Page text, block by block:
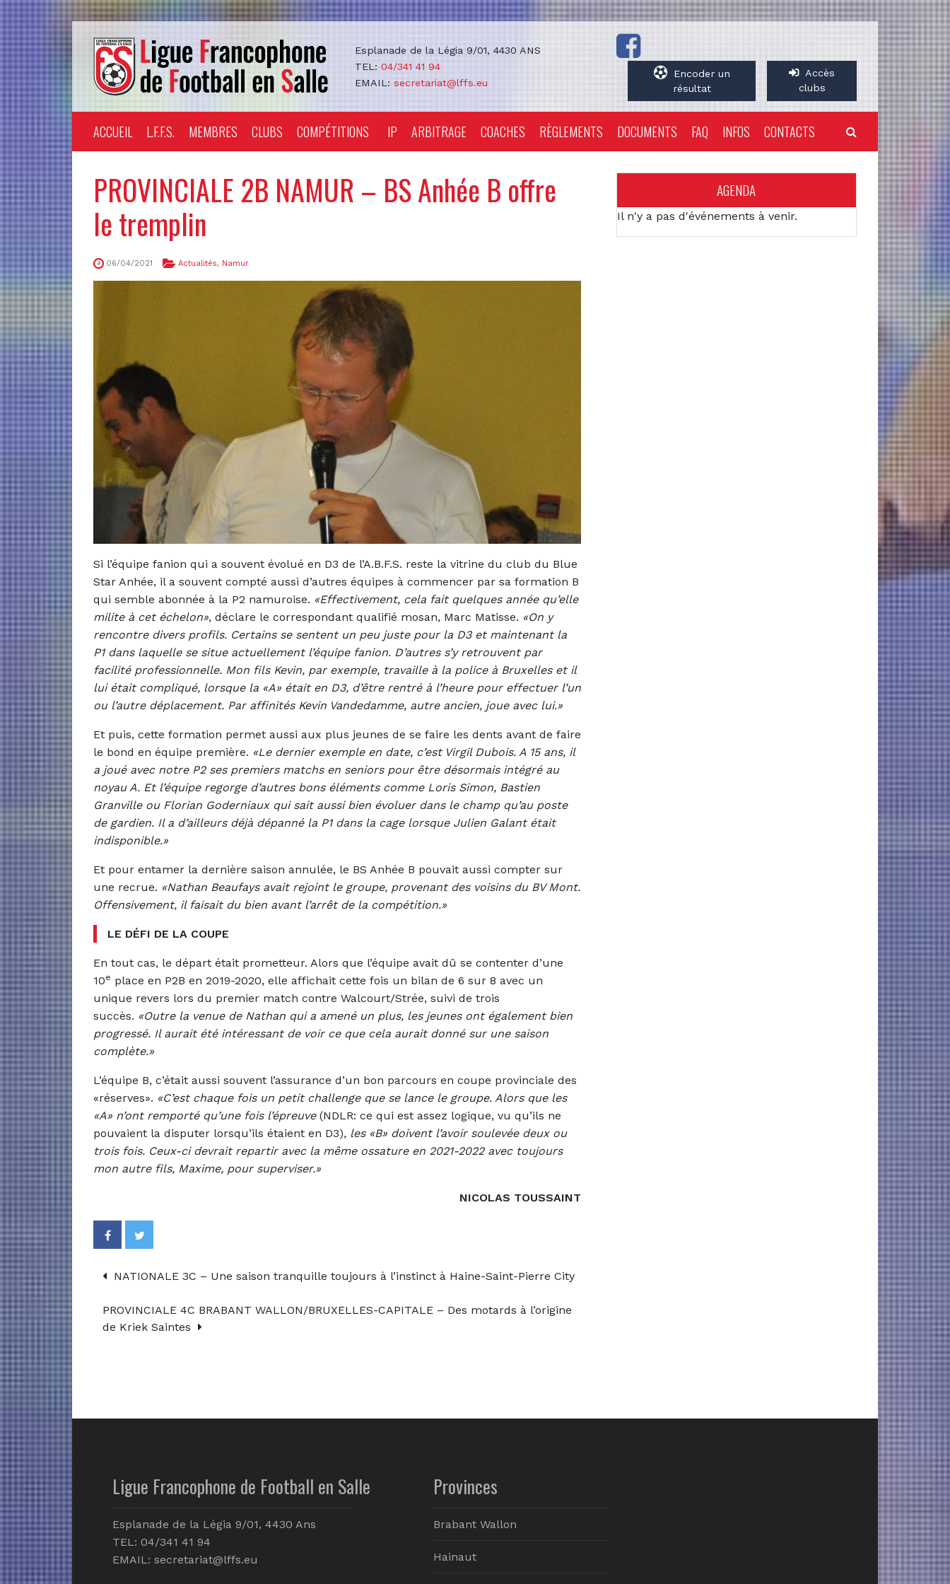
Esplanade de la Légia 9/01, 4430 ANS
TEL: 04/341 41 94
EMAIL: secretariat@lffs.eu
Encoder un
résultat
Accès
clubs
ACCUEIL L.F.F.S. MEMBRES CLUBS COMPÉTITIONS IP ARBITRAGE COACHES RÈGLEMENTS DOCUMENTS FAQ INFOS CONTACTS
PROVINCIALE 2B NAMUR – BS Anhée B offre
le tremplin
06/04/2021 Actualités, Namur
Si l’équipe fanion qui a souvent évolué en D3 de l’A.B.F.S. reste la vitrine du club du Blue
Star Anhée, il a souvent compté aussi d’autres équipes à commencer par sa formation B
qui semble abonnée à la P2 namuroise. «Effectivement, cela fait quelques année qu’elle
milite à cet échelon», déclare le correspondant qualifié mosan, Marc Matisse. «On y
rencontre divers profils. Certains se sentent un peu juste pour la D3 et maintenant la
P1 dans laquelle se situe actuellement l’équipe fanion. D’autres s’y retrouvent par
facilité professionnelle. Mon fils Kevin, par exemple, travaille à la police à Bruxelles et il
lui était compliqué, lorsque la «A» était en D3, d’être rentré à l’heure pour effectuer l’un
ou l’autre déplacement. Par affinités Kevin Vandedamme, autre ancien, joue avec lui.»
Et puis, cette formation permet aussi aux plus jeunes de se faire les dents avant de faire
le bond en équipe première. «Le dernier exemple en date, c’est Virgil Dubois. A 15 ans, il
a joué avec notre P2 ses premiers matchs en seniors pour être désormais intégré au
noyau A. Et l’équipe regorge d’autres bons éléments comme Loris Simon, Bastien
Granville ou Florian Goderniaux qui sait aussi bien évoluer dans le champ qu’au poste
de gardien. Il a d’ailleurs déjà dépanné la P1 dans la cage lorsque Julien Galant était
indisponible.»
Et pour entamer la dernière saison annulée, le BS Anhée B pouvait aussi compter sur
une recrue. «Nathan Beaufays avait rejoint le groupe, provenant des voisins du BV Mont.
Offensivement, il faisait du bien avant l’arrêt de la compétition.»
LE DÉFI DE LA COUPE
En tout cas, le départ était prometteur. Alors que l’équipe avait dû se contenter d’une
10e place en P2B en 2019-2020, elle affichait cette fois un bilan de 6 sur 8 avec un
unique revers lors du premier match contre Walcourt/Strée, suivi de trois
succès. «Outre la venue de Nathan qui a amené un plus, les jeunes ont également bien
progressé. Il aurait été intéressant de voir ce que cela aurait donné sur une saison
complète.»
L’équipe B, c’était aussi souvent l’assurance d’un bon parcours en coupe provinciale des
«réserves». «C’est chaque fois un petit challenge que se lance le groupe. Alors que les
«A» n’ont remporté qu’une fois l’épreuve(NDLR: ce qui est assez logique, vu qu’ils ne
pouvaient la disputer lorsqu’ils étaient en D3), les «B» doivent l’avoir soulevée deux ou
trois fois. Ceux-ci devrait repartir avec la même ossature en 2021-2022 avec toujours
mon autre fils, Maxime, pour superviser.»
NICOLAS TOUSSAINT
NATIONALE 3C – Une saison tranquille toujours à l’instinct à Haine-Saint-Pierre City
PROVINCIALE 4C BRABANT WALLON/BRUXELLES-CAPITALE – Des motards à l’origine
de Kriek Saintes
AGENDA
Il n'y a pas d'événements à venir.
Ligue Francophone de Football en Salle
Esplanade de la Légia 9/01, 4430 Ans
TEL: 04/341 41 94
EMAIL: secretariat@lffs.eu
Provinces
Brabant Wallon
Hainaut